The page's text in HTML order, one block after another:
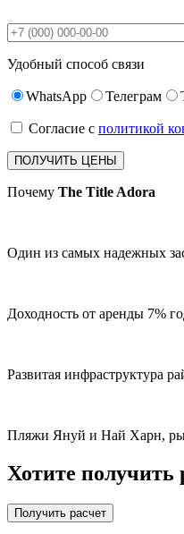
Удобный способ связи
WhatsApp Телеграм
Согласие с политикой
Почему The Title Adora
Один из самых надежных
Доходность от аренды 7%
Развитая инфраструктура
Пляжи Януй и Най Харн,
Хотите получить
Получить расчет